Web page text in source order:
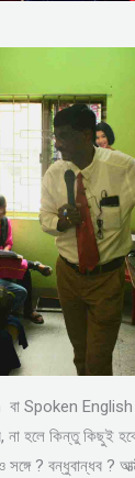
Spoken English
হলে কিন্তু কিছুই
সঙ্গে ? বন্ধুবান্ধব ?